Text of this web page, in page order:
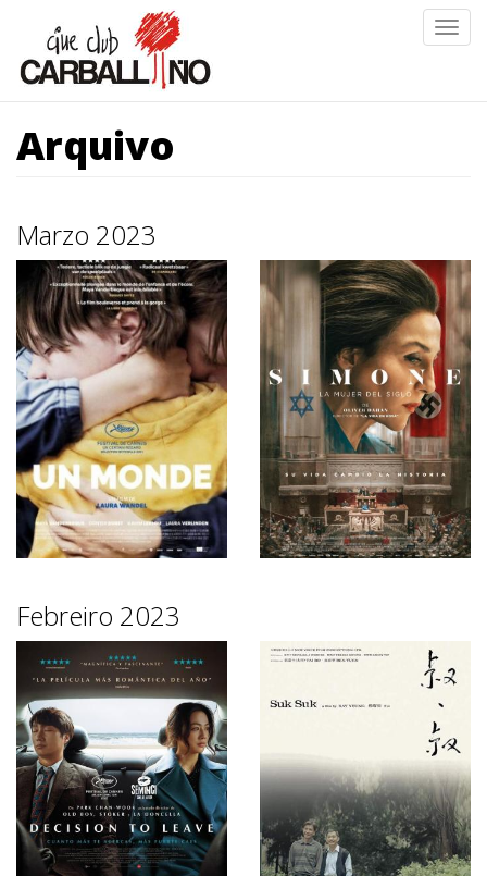
contido
principal
Arquivo
Marzo 2023
Febreiro 2023